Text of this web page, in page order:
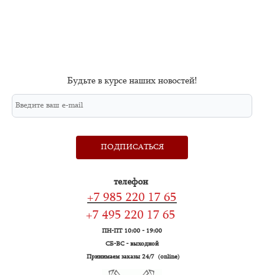
Будьте в курсе наших новостей!
ПОДПИСАТЬСЯ
телефон
+7 985 220 17 65
+7 495 220 17 65
ПН-ПТ 10:00 - 19:00
СБ-ВС - выходной
Принимаем заказы 24/7 (online)